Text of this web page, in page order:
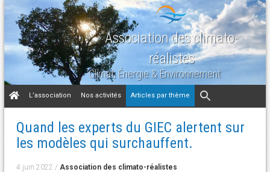
Association des climato-
réalistes
Climat, Énergie & Environnement
Aller
au
L’association Nos activités Articles par thème
Quand les experts du GIEC alertent sur
les modèles qui surchauffent.
4 juin 2022 / Association des climato-réalistes